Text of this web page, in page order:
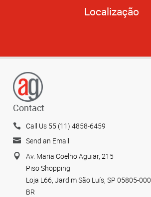
Localização
Contact
Call Us 55 (11) 4858-6459
Send an Email
Av. Maria Coelho Aguiar, 215
Piso Shopping
Loja L66, Jardim São Luís, SP 05805-000
BR